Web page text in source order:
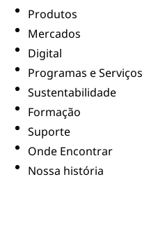
Produtos
Mercados
Digital
Programas e Serviços
Sustentabilidade
Formação
Suporte
Onde Encontrar
Nossa história